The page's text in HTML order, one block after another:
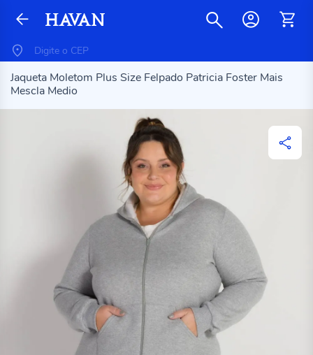
Jaqueta Moletom Plus Size Felpado Patricia Foster Mais
Mescla Medio